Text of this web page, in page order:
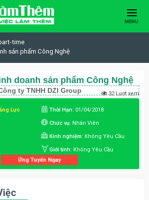
MENU
time
sản phẩm Công Nghệ
doanh sản phẩm Công Nghệ
ty TNHH DZI Group 32 Lượt xem
Lực Thời Hạn: 01/04/2018
Chức vụ: Nhân Viên
Kinh nghiệm: Không Yêu Cầu
Giới tính: Không Yêu Cầu
Ứng Tuyển Ngay